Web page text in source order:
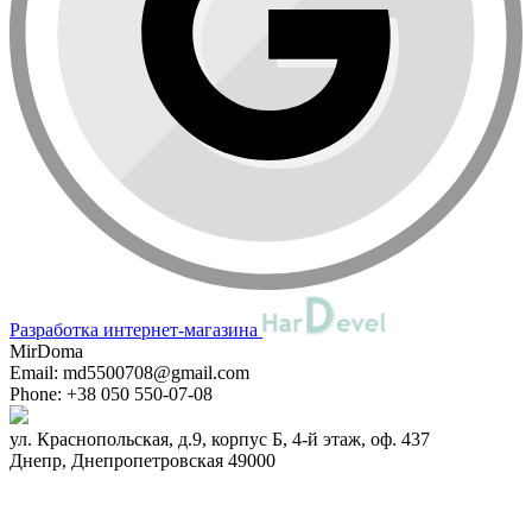
Разработка интернет-магазина
MirDoma
Email: md5500708@gmail.com
Phone: +38 050 550-07-08
ул. Краснопольская, д.9, корпус Б, 4-й этаж, оф. 437
Днепр, Днепропетровская 49000